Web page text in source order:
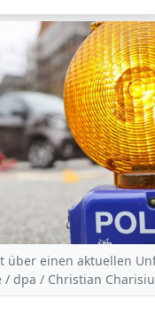
über einen aktuellen
dpa / Christian